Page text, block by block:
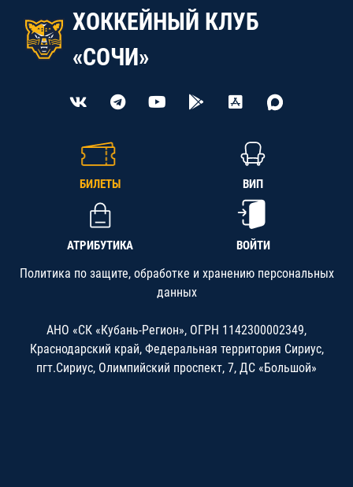
ХОККЕЙНЫЙ КЛУБ
«СОЧИ»
БИЛЕТЫ ВИП
АТРИБУТИКА ВОЙТИ
Политика по защите, обработке и хранению персональных
данных
АНО «СК «Кубань-Регион», ОГРН 1142300002349,
Краснодарский край, Федеральная территория Сириус,
пгт.Сириус, Олимпийский проспект, 7, ДС «Большой»